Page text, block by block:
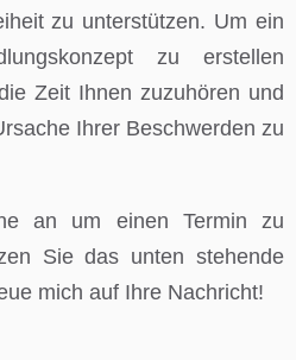
zu unterstützen. Um ein
zu erstellen
Zeit Ihnen zuzuhören und
Ihrer Beschwerden zu
an um einen Termin zu
Sie das unten stehende
mich auf Ihre Nachricht!